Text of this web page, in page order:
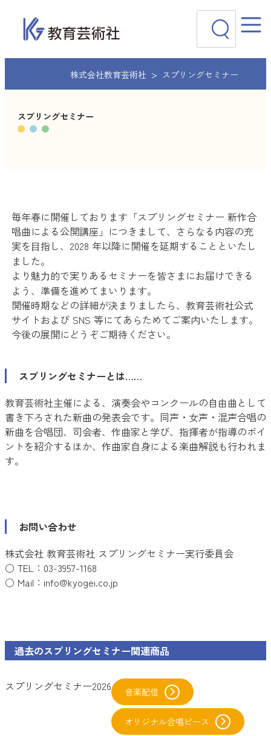
キ
株式会社教育芸術社 スプリングセミナー
スプリングセミナー
毎年春に開催しております「スプリングセミナー 新作合
唱曲による公開講座」につきまして、さらなる内容の充
実を⽬指し、2028 年以降に開催を延期することといたし
ました。
より魅⼒的で実りあるセミナーを皆さまにお届けできる
よう、準備を進めてまいります。
開催時期などの詳細が決まりましたら、教育芸術社公式
サイトおよび SNS 等にてあらためてご案内いたします。
今後の展開にどうぞご期待ください。
スプリングセミナーとは……
教育芸術社主催による、演奏会やコンクールの自由曲として
書き下ろされた新曲の発表会です。同声・女声・混声合唱の
新曲を合唱団、司会者、作曲家と学び、指揮者が指導のポイ
ントを紹介するほか、作曲家自身による楽曲解説も行われま
す。
お問い合わせ
株式会社 教育芸術社 スプリングセミナー実行委員会
○ TEL：03-3957-1168
○ Mail：info@kyogei.co.jp
過去のスプリングセミナー関連商品
スプリングセミナー2026 音楽配信
オリジナル合唱ピース